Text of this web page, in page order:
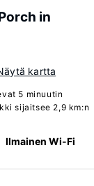
in
kartta
5 minuutin
sijaitsee 2,9 km:n
Ilmainen Wi-Fi